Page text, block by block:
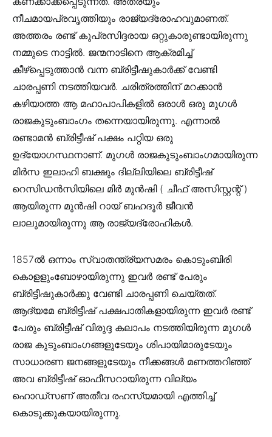
നീചമായപ്രവൃത്തിയും രാജ്യദ്രോഹവുമാണത്.
അത്തരം രണ്ട്‌ കുപ്രസിദ്ദരായ ഒറ്റുകാരുണ്ടായിരുന്നു
നമ്മുടെ നാട്ടിൽ. ജന്മനാടിനെ ആക്രമിച്ച്‌
കീഴ്പ്പെടുത്താൻ വന്ന ബ്രിട്ടീഷുകാർക്ക്‌ വേണ്ടി
ചാരപ്പണി നടത്തിയവർ. ചരിത്രത്തിന് മറക്കാൻ
കഴിയാത്ത ആ മഹാപാപികളിൽ ഒരാൾ ഒരു മുഗൾ
രാജകുടുംബാംഗം തന്നെയായിരുന്നു. എന്നാല്‍
രണ്ടാമൻ ബ്രിട്ടീഷ്‌ പക്ഷം പറ്റിയ ഒരു
ഉദ്യോഗസ്ഥനാണ്. മുഗൾ രാജകുടുംബാംഗമായിരുന്ന
മിർസ ഇലാഹി ബക്ഷും ദില്ലിയിലെ ബ്രിട്ടീഷ്‌
റെസിഡൻസിയിലെ മിർ മുൻഷി ( ചീഫ്‌ അസിസ്റ്റന്റ്‌ )
ആയിരുന്ന മുൻഷി റായ്‌ ബഹദൂർ ജീവൻ
ലാലുമായിരുന്നു ആ രാജ്യദ്രോഹികൾ.
1857ൽ ഒന്നാം സ്വാതന്ത്ര്യസമരം കൊടുംബിരി
കൊളളുംബോഴായിരുന്നു ഇവർ രണ്ട് പേരും
ബ്രിട്ടീഷുകാർക്കു വേണ്ടി ചാരപ്പണി ചെയ്തത്‌.
ആദ്യമേ ബ്രിട്ടീഷ്‌ പക്ഷപാതികളായിരുന്ന ഇവർ രണ്ട്‌
പേരും ബ്രിട്ടീഷ്‌ വിരുദ്ദ കലാപം നടത്തിയിരുന്ന മുഗൾ
രാജ കുടുംബാംഗങ്ങളുടേയും ശിപായിമാരുടേയും
സാധാരണ ജനങ്ങളുടേയും നീക്കങ്ങൾ മണത്തറിഞ്ഞ്‌
അവ ബ്രിട്ടീഷ്‌ ഓഫീസറായിരുന്ന വില്യം
ഹൊഡ്സണ് അതീവ രഹസ്യമായി എത്തിച്ച്‌
കൊടുക്കുകയായിരുന്നു.